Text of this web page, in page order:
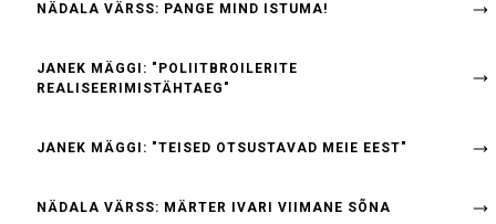
NÄDALA VÄRSS: PANGE MIND ISTUMA!
JANEK MÄGGI: "POLIITBROILERITE
REALISEERIMISTÄHTAEG"
JANEK MÄGGI: "TEISED OTSUSTAVAD MEIE EEST"
NÄDALA VÄRSS: MÄRTER IVARI VIIMANE SÕNA